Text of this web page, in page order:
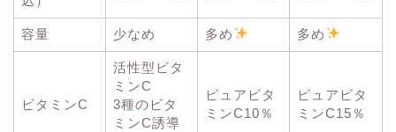
容量 少なめ 多め 多め
ビタミンC
活性型ビタ
ミンC
3種のビタ
ミンC誘導
ピュアビタ
ミンC10％
ピュアビタ
ミンC15％